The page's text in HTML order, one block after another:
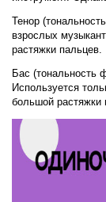
Тенор
взрослых
растяжки пальцев.
Бас (тональность
Используется
большой растяжки